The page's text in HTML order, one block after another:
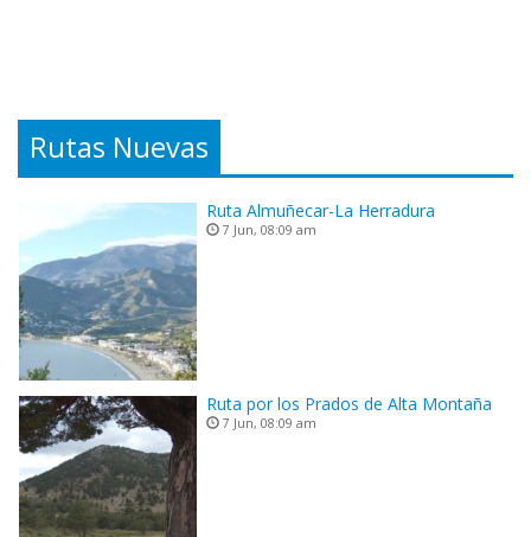
Rutas Nuevas
Ruta Almuñecar-La Herradura
7 Jun, 08:09 am
Ruta por los Prados de Alta Montaña
7 Jun, 08:09 am